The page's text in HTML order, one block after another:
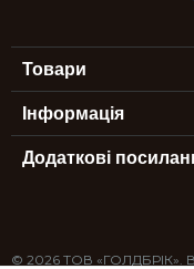
Товари
Інформація
Додаткові
© 2026 ТОВ «ГОЛДБРІК».